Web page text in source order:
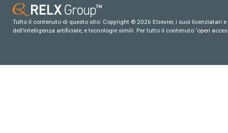
Tutto il contenuto di questo sito: Copyright © 2026 Elsevier, i suoi
dell’intelligenza artificiale, e tecnologie simili. Per tutto il contenuto ‘open